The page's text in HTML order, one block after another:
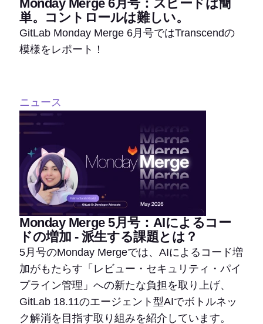
Monday Merge 6月号：スピードは簡
単。コントロールは難しい。
GitLab Monday Merge 6月号ではTranscendの
模様をレポート！
ニュース
Monday Merge 5月号：AIによるコー
ドの増加 - 派生する課題とは？
5月号のMonday Mergeでは、AIによるコード増
加がもたらす「レビュー・セキュリティ・パイ
プライン管理」への新たな負担を取り上げ、
GitLab 18.11のエージェント型AIでボトルネッ
ク解消を目指す取り組みを紹介しています。